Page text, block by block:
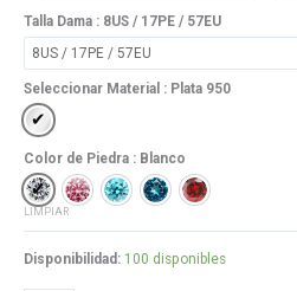
Talla Dama : 8US / 17PE / 57EU
Seleccionar Material : Plata 950
Plata 950
Color de Piedra : Blanco
BlancoRosadoCelesteAzul Rojo
LIMPIAR
Disponibilidad: 100 disponibles